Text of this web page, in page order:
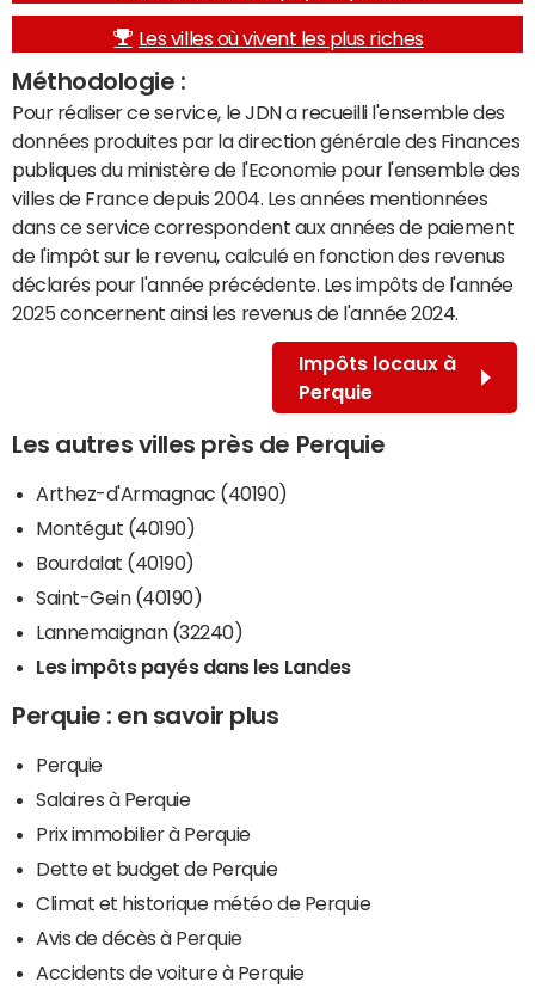
Les villes où vivent les plus riches
Méthodologie :
Pour réaliser ce service, le JDN a recueilli l'ensemble des
données produites par la direction générale des Finances
publiques du ministère de l'Economie pour l'ensemble des
villes de France depuis 2004. Les années mentionnées
dans ce service correspondent aux années de paiement
de l'impôt sur le revenu, calculé en fonction des revenus
déclarés pour l'année précédente. Les impôts de l'année
2025 concernent ainsi les revenus de l'année 2024.
Impôts locaux à
Perquie
Les autres villes près de Perquie
Arthez-d'Armagnac (40190)
Montégut (40190)
Bourdalat (40190)
Saint-Gein (40190)
Lannemaignan (32240)
Les impôts payés dans les Landes
Perquie : en savoir plus
Perquie
Salaires à Perquie
Prix immobilier à Perquie
Dette et budget de Perquie
Climat et historique météo de Perquie
Avis de décès à Perquie
Accidents de voiture à Perquie